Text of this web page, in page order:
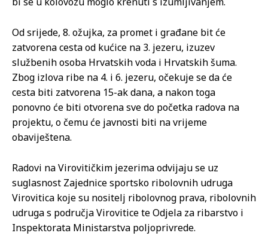
Od srijede, 8. ožujka, za promet i građane bit će
zatvorena cesta od kućice na 3. jezeru, izuzev
službenih osoba Hrvatskih voda i Hrvatskih šuma.
Zbog izlova ribe na 4. i 6. jezeru, očekuje se da će
cesta biti zatvorena 15-ak dana, a nakon toga
ponovno će biti otvorena sve do početka radova na
projektu, o čemu će javnosti biti na vrijeme
obaviještena.
Radovi na Virovitičkim jezerima odvijaju se uz
suglasnost Zajednice sportsko ribolovnih udruga
Virovitica koje su nositelj ribolovnog prava, ribolovnih
udruga s područja Virovitice te Odjela za ribarstvo i
Inspektorata Ministarstva poljoprivrede.